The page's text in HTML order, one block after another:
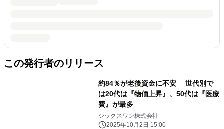
この発行者のリリース
約84％が老後資金に不安 世代別で
は20代は『物価上昇』、50代は『医療
費』が最多
シックスワン株式会社
2025年10月2日 15:00